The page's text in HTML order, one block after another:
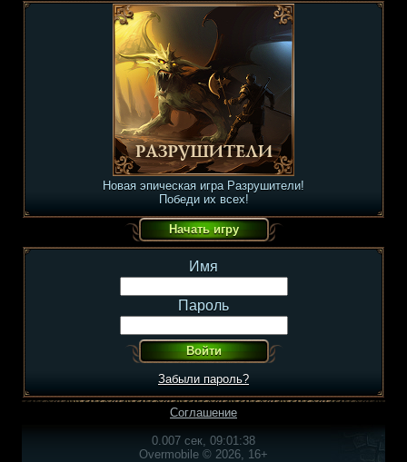
Новая эпическая игра Разрушители!
Победи их всех!
Имя
Пароль
Забыли пароль?
Соглашение
0.007 сек, 09:01:38
Overmobile © 2026, 16+